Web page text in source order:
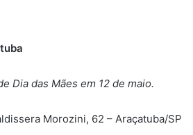
Dia das Mães em 12 de maio.
Morozini, 62 – Araçatuba/SP